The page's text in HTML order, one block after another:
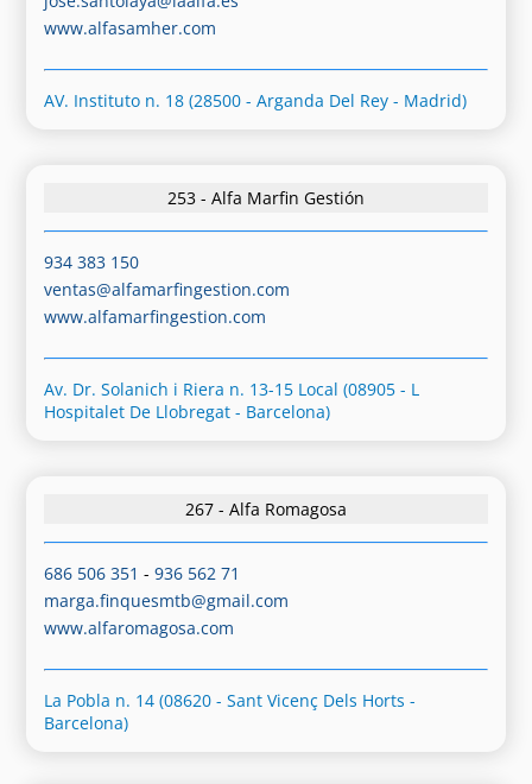
www.alfasamher.com
AV. Instituto n. 18 (28500 - Arganda Del Rey - Madrid)
253 - Alfa Marfin Gestión
934 383 150
ventas@alfamarfingestion.com
www.alfamarfingestion.com
Av. Dr. Solanich i Riera n. 13-15 Local (08905 - L
Hospitalet De Llobregat - Barcelona)
267 - Alfa Romagosa
686 506 351 -936 562 71
marga.finquesmtb@gmail.com
www.alfaromagosa.com
La Pobla n. 14 (08620 - Sant Vicenç Dels Horts -
Barcelona)